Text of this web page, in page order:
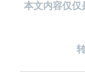
本文内容仅仅